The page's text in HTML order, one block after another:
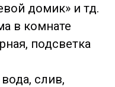
домик» и тд.
в комнате
подсветка
слив,